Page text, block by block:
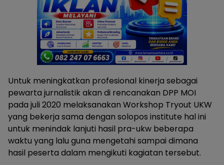
Untuk meningkatkan profesional kinerja sebagai
pewarta jurnalistik akan di rencanakan DPP MOI
pada juli 2020 melaksanakan Workshop Tryout UKW
yang bekerja sama dengan solopos institute hal ini
untuk menindak lanjuti hasil pra-ukw beberapa
waktu yang lalu guna mengetahi sampai dimana
hasil peserta dalam mengikuti kagiatan tersebut.